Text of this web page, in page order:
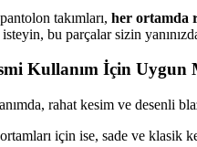
takımları, her ortamda
bu parçalar sizin
Kullanım İçin Uygun
rahat kesim ve desenli
için ise, sade ve klasik